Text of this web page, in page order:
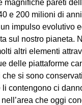
magnifiche pareti
e 200 milioni di
impulso evolutivo
sul nostro pianeta.
altri elementi
delle piattaforme
si sono
contengono ci
che oggi